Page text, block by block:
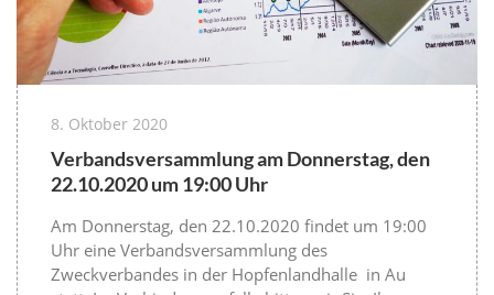
8. Oktober 2020
Verbandsversammlung am Donnerstag, den
22.10.2020 um 19:00 Uhr
Am Donnerstag, den 22.10.2020 findet um 19:00
Uhr eine Verbandsversammlung des
Zweckverbandes in der Hopfenlandhalle in Au